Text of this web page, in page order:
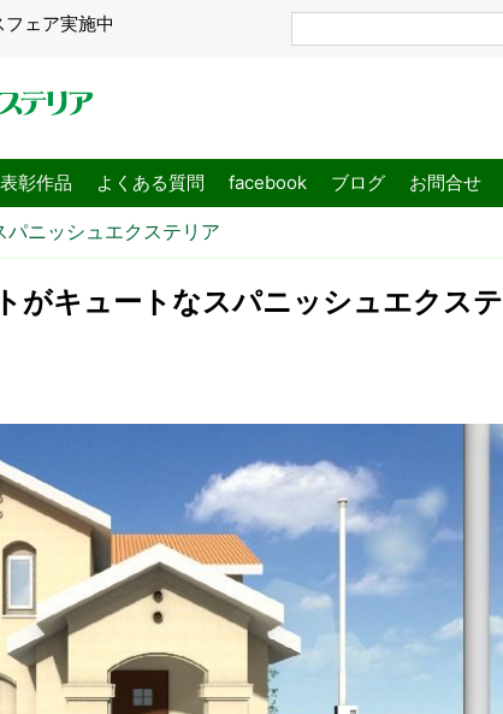
ェア実施中
表彰作品 よくある質問 facebook ブログ お問合せ
ニッシュエクステリア
がキュートなスパニッシュエクステ